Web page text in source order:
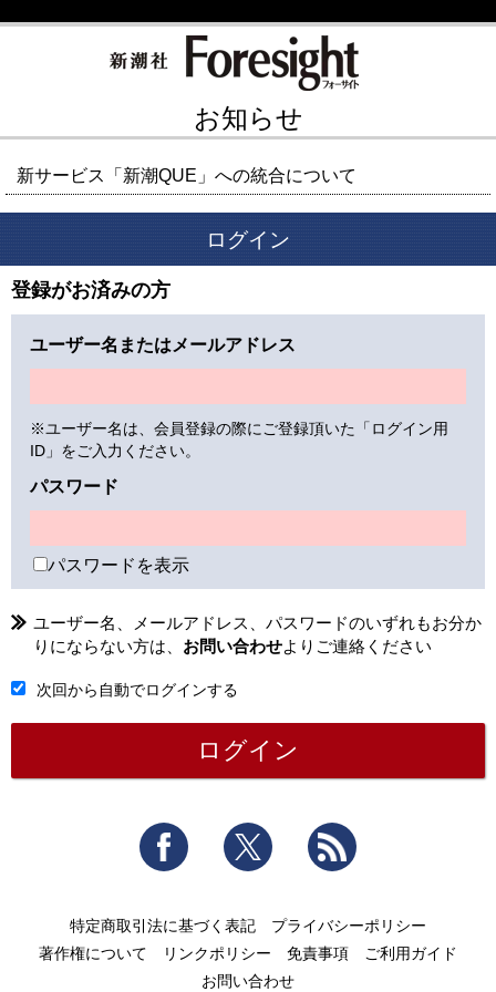
お知らせ
新サービス「新潮QUE」への統合について
ログイン
登録がお済みの方
ユーザー名またはメールアドレス
※ユーザー名は、会員登録の際にご登録頂いた「ログイン用
ID」をご入力ください。
パスワード
パスワードを表示
ユーザー名、メールアドレス、パスワードのいずれもお分か
りにならない方は、 お問い合わせよりご連絡ください
次回から自動でログインする
Facebook Twitter
特定商取引法に基づく表記
プライバシーポリシー
著作権について
リンクポリシー 免責事項
ご利用ガイド
お問い合わせ